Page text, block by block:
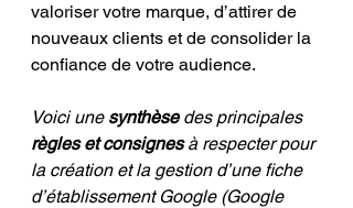
valoriser votre marque, d’attirer de
nouveaux clients et de consolider la
confiance de votre audience.
Voici une synthèse des principales
règles et consignes à respecter pour
la création et la gestion d’une fiche
d’établissement Google (Google